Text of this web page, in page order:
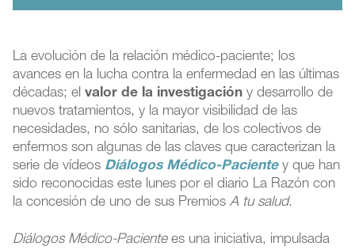
La evolución de la relación médico-paciente; los
avances en la lucha contra la enfermedad en las últimas
décadas; elvalor de la investigación y desarrollo de
nuevos tratamientos, y la mayor visibilidad de las
necesidades, no sólo sanitarias, de los colectivos de
enfermos son algunas de las claves que caracterizan la
serie de vídeos Diálogos Médico-Pacientey que han
sido reconocidas este lunes por el diario La Razón con
la concesión de uno de sus PremiosA tu salud.
Diálogos Médico-Pacientees una iniciativa, impulsada